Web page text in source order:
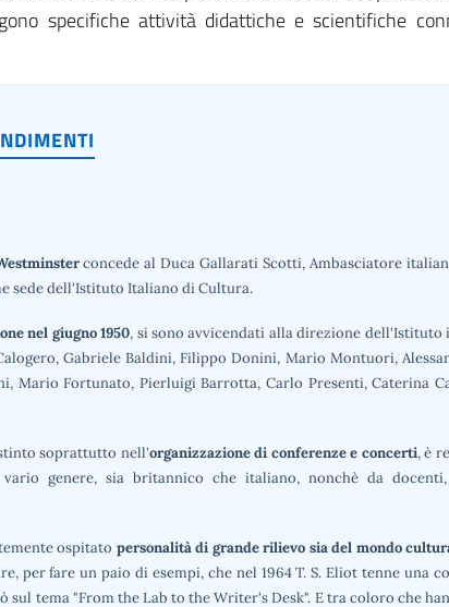
specifiche attività didattiche e scientifiche
concede al Duca Gallarati Scotti, Ambasciatore
sede dell'Istituto Italiano di Cultura.
nel giugno 1950, si sono avvicendati alla direzione
Gabriele Baldini, Filippo Donini, Mario Montuori,
Mario Fortunato, Pierluigi Barrotta, Carlo Presenti, Caterina
soprattutto nell'organizzazione di conferenze e concerti, è
genere, sia britannico che italiano, nonchè da
ospitato personalità di grande rilievo sia del mondo
per fare un paio di esempi, che nel 1964 T. S. Eliot tenne una
sul tema "From the Lab to the Writer's Desk". E tra coloro che